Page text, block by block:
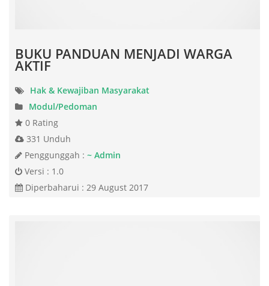
BUKU PANDUAN MENJADI WARGA
AKTIF
Hak & Kewajiban Masyarakat
Modul/Pedoman
0 Rating
331 Unduh
Penggunggah : ~ Admin
Versi : 1.0
Diperbaharui : 29 August 2017